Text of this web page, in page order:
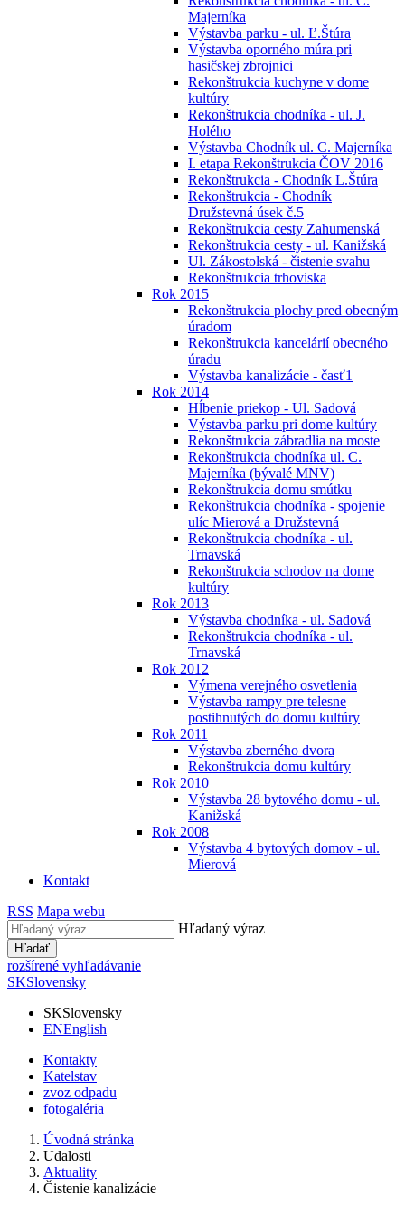
Majerníka
Výstavba parku - ul. Ľ.Štúra
Výstavba oporného múra pri
hasičskej zbrojnici
Rekonštrukcia kuchyne v dome
kultúry
Rekonštrukcia chodníka - ul. J.
Holého
Výstavba Chodník ul. C. Majerníka
I. etapa Rekonštrukcia ČOV 2016
Rekonštrukcia - Chodník L.Štúra
Rekonštrukcia - Chodník
Družstevná úsek č.5
Rekonštrukcia cesty Zahumenská
Rekonštrukcia cesty - ul. Kanižská
Ul. Zákostolská - čistenie svahu
Rekonštrukcia trhoviska
Rok 2015
Rekonštrukcia plochy pred obecným
úradom
Rekonštrukcia kancelárií obecného
úradu
Výstavba kanalizácie - časť1
Rok 2014
Hĺbenie priekop - Ul. Sadová
Výstavba parku pri dome kultúry
Rekonštrukcia zábradlia na moste
Rekonštrukcia chodníka ul. C.
Majerníka (bývalé MNV)
Rekonštrukcia domu smútku
Rekonštrukcia chodníka - spojenie
ulíc Mierová a Družstevná
Rekonštrukcia chodníka - ul.
Trnavská
Rekonštrukcia schodov na dome
kultúry
Rok 2013
Výstavba chodníka - ul. Sadová
Rekonštrukcia chodníka - ul.
Trnavská
Rok 2012
Výmena verejného osvetlenia
Výstavba rampy pre telesne
postihnutých do domu kultúry
Rok 2011
Výstavba zberného dvora
Rekonštrukcia domu kultúry
Rok 2010
Výstavba 28 bytového domu - ul.
Kanižská
Rok 2008
Výstavba 4 bytových domov - ul.
Mierová
Kontakt
RSS Mapa webu
Hľadaný výraz
Hľadať
rozšírené vyhľadávanie
SKSlovensky
SKSlovensky
ENEnglish
Kontakty
Katelstav
zvoz odpadu
fotogaléria
Úvodná stránka
Udalosti
Aktuality
Čistenie kanalizácie